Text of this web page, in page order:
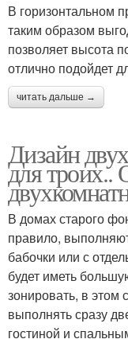
В горизонтальном
таким образом
позволяет высота
отлично подойдет
читать дальше →
Дизайн
для троих..
В домах старого
правило,
бабочки или с
будет иметь
зонировать, в этом
выполнять сразу
гостиной и